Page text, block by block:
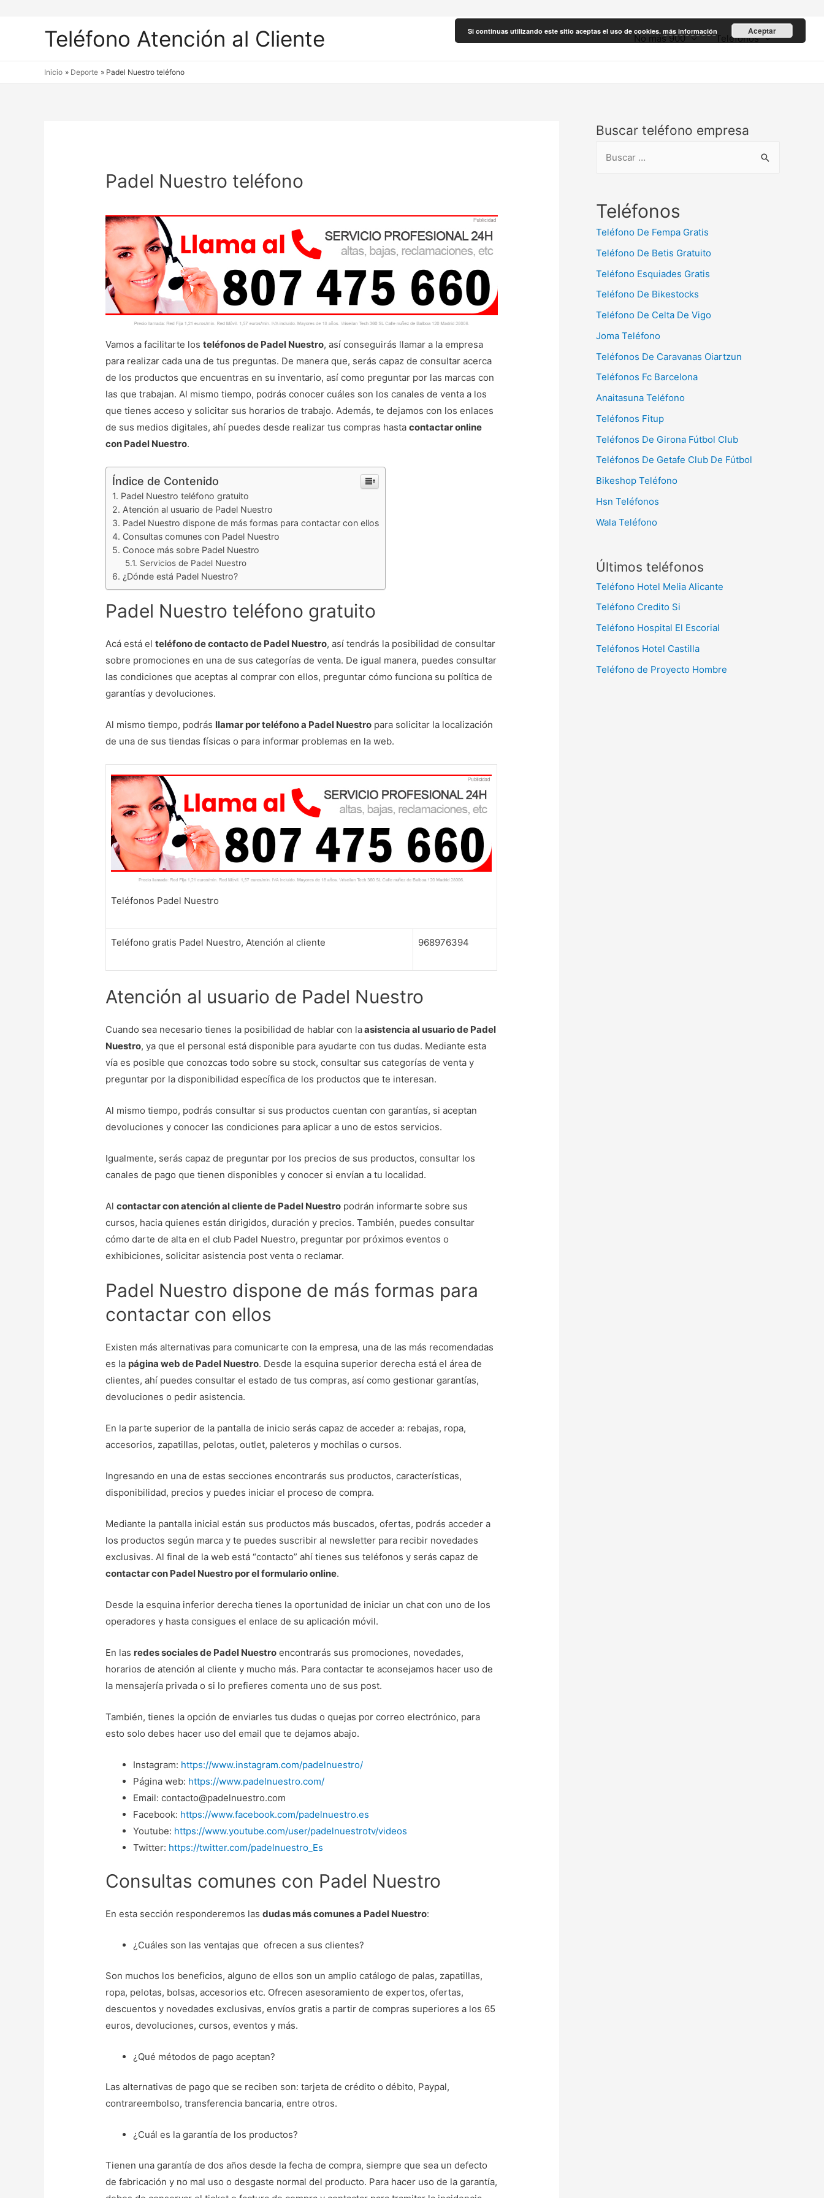
Teléfono Atención al Cliente No más 900 Teléfonos
Inicio Deporte Padel Nuestro teléfono
Padel Nuestro teléfono
Vamos a facilitarte losteléfonos de Padel Nuestro, así conseguirás llamar a la empresa
para realizar cada una de tus preguntas. De manera que, serás capaz de consultar acerca
de los productos que encuentras en su inventario, así como preguntar por las marcas con
las que trabajan. Al mismo tiempo, podrás conocer cuáles son los canales de venta a los
que tienes acceso y solicitar sus horarios de trabajo. Además, te dejamos con los enlaces
de sus medios digitales, ahí puedes desde realizar tus compras hastacontactar online
con Padel Nuestro.
Índice de Contenido
Padel Nuestro teléfono gratuito
Atención al usuario de Padel Nuestro
Padel Nuestro dispone de más formas para contactar con ellos
Consultas comunes con Padel Nuestro
Conoce más sobre Padel Nuestro
Servicios de Padel Nuestro
¿Dónde está Padel Nuestro?
Padel Nuestro teléfono gratuito
Acá está elteléfono de contacto de Padel Nuestro, así tendrás la posibilidad de consultar
sobre promociones en una de sus categorías de venta. De igual manera, puedes consultar
las condiciones que aceptas al comprar con ellos, preguntar cómo funciona su política de
garantías y devoluciones.
Al mismo tiempo, podrás llamar por teléfono a Padel Nuestro para solicitar la localización
de una de sus tiendas físicas o para informar problemas en la web.
Teléfonos Padel Nuestro
Teléfono gratis Padel Nuestro, Atención al cliente 968976394
Atención al usuario de Padel Nuestro
Cuando sea necesario tienes la posibilidad de hablar con laasistencia al usuario de Padel
Nuestro, ya que el personal está disponible para ayudarte con tus dudas. Mediante esta
vía es posible que conozcas todo sobre su stock, consultar sus categorías de venta y
preguntar por la disponibilidad específica de los productos que te interesan.
Al mismo tiempo, podrás consultar si sus productos cuentan con garantías, si aceptan
devoluciones y conocer las condiciones para aplicar a uno de estos servicios.
Igualmente, serás capaz de preguntar por los precios de sus productos, consultar los
canales de pago que tienen disponibles y conocer si envían a tu localidad.
Alcontactar con atención al cliente de Padel Nuestro podrán informarte sobre sus
cursos, hacia quienes están dirigidos, duración y precios. También, puedes consultar
cómo darte de alta en el club Padel Nuestro, preguntar por próximos eventos o
exhibiciones, solicitar asistencia post venta o reclamar.
Padel Nuestro dispone de más formas para
contactar con ellos
Existen más alternativas para comunicarte con la empresa, una de las más recomendadas
es la página web de Padel Nuestro. Desde la esquina superior derecha está el área de
clientes, ahí puedes consultar el estado de tus compras, así como gestionar garantías,
devoluciones o pedir asistencia.
En la parte superior de la pantalla de inicio serás capaz de acceder a: rebajas, ropa,
accesorios, zapatillas, pelotas, outlet, paleteros y mochilas o cursos.
Ingresando en una de estas secciones encontrarás sus productos, características,
disponibilidad, precios y puedes iniciar el proceso de compra.
Mediante la pantalla inicial están sus productos más buscados, ofertas, podrás acceder a
los productos según marca y te puedes suscribir al newsletter para recibir novedades
exclusivas. Al final de la web está “contacto” ahí tienes sus teléfonos y serás capaz de
contactar con Padel Nuestro por el formulario online.
Desde la esquina inferior derecha tienes la oportunidad de iniciar un chat con uno de los
operadores y hasta consigues el enlace de su aplicación móvil.
En las redes sociales de Padel Nuestro encontrarás sus promociones, novedades,
horarios de atención al cliente y mucho más. Para contactar te aconsejamos hacer uso de
la mensajería privada o si lo prefieres comenta uno de sus post.
También, tienes la opción de enviarles tus dudas o quejas por correo electrónico, para
esto solo debes hacer uso del email que te dejamos abajo.
Instagram: https://www.instagram.com/padelnuestro/
Página web: https://www.padelnuestro.com/
Email: contacto@padelnuestro.com
Facebook: https://www.facebook.com/padelnuestro.es
Youtube: https://www.youtube.com/user/padelnuestrotv/videos
Twitter: https://twitter.com/padelnuestro_Es
Consultas comunes con Padel Nuestro
En esta sección responderemos lasdudas más comunes a Padel Nuestro:
¿Cuáles son las ventajas que ofrecen a sus clientes?
Son muchos los beneficios, alguno de ellos son un amplio catálogo de palas, zapatillas,
ropa, pelotas, bolsas, accesorios etc. Ofrecen asesoramiento de expertos, ofertas,
descuentos y novedades exclusivas, envíos gratis a partir de compras superiores a los 65
euros, devoluciones, cursos, eventos y más.
¿Qué métodos de pago aceptan?
Las alternativas de pago que se reciben son: tarjeta de crédito o débito, Paypal,
contrareembolso, transferencia bancaria, entre otros.
¿Cuál es la garantía de los productos?
Tienen una garantía de dos años desde la fecha de compra, siempre que sea un defecto
de fabricación y no mal uso o desgaste normal del producto. Para hacer uso de la garantía,
Buscar teléfono empresa
c
Teléfonos
Teléfono De Fempa Gratis
Teléfono De Betis Gratuito
Teléfono Esquiades Gratis
Teléfono De Bikestocks
Teléfono De Celta De Vigo
Joma Teléfono
Teléfonos De Caravanas Oiartzun
Teléfonos Fc Barcelona
Anaitasuna Teléfono
Teléfonos Fitup
Teléfonos De Girona Fútbol Club
Teléfonos De Getafe Club De Fútbol
Bikeshop Teléfono
Hsn Teléfonos
Wala Teléfono
Últimos teléfonos
Teléfono Hotel Melia Alicante
Teléfono Credito Si
Teléfono Hospital El Escorial
Teléfonos Hotel Castilla
Teléfono de Proyecto Hombre
Si continuas utilizando este sitio aceptas el uso de cookies. más información Aceptar